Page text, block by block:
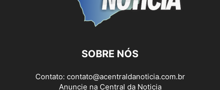
SOBRE NÓS
Contato: contato@acentraldanoticia.com.br
Anuncie na Central da Noticia